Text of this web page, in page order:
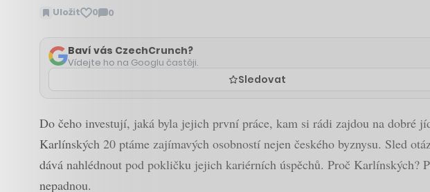
Uložit 0 0
Zobrazit
Baví vás CzechCrunch?
Vídejte ho na Googlu častěji.
Sledovat
Do čeho investují, jaká byla jejich první práce, kam si rádi zajdou na dobré
Karlínských 20 ptáme zajímavých osobností nejen českého byznysu. Sled
dává nahlédnout pod pokličku jejich kariérních úspěchů. Proč
nepadnou.